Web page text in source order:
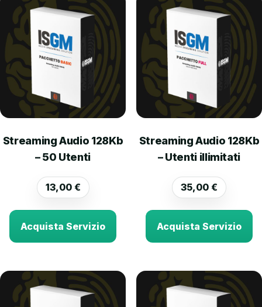
Streaming Audio 128Kb
– 50 Utenti
13,00 €
Acquista Servizio
Streaming Audio 128Kb
– Utenti illimitati
35,00 €
Acquista Servizio